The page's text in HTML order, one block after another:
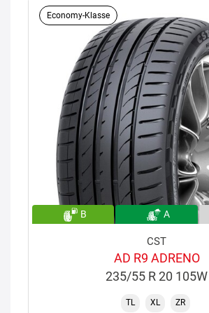
Economy-Klasse
B A
CST
AD R9 ADRENO
235/55 R 20 105W
TL XL ZR